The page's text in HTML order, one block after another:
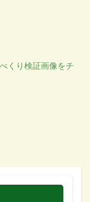
くり検証画像をチ